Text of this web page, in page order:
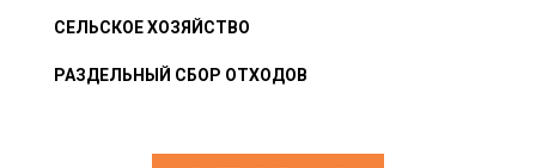
СЕЛЬСКОЕ ХОЗЯЙСТВО
РАЗДЕЛЬНЫЙ СБОР ОТХОДОВ